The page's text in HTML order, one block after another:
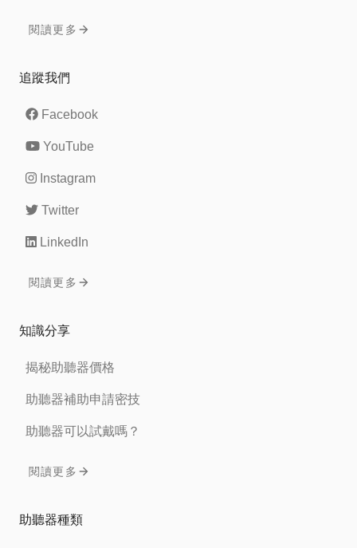
閱讀更多
追蹤我們
Facebook
YouTube
Instagram
Twitter
LinkedIn
閱讀更多
知識分享
揭秘助聽器價格
助聽器補助申請密技
助聽器可以試戴嗎？
閱讀更多
助聽器種類